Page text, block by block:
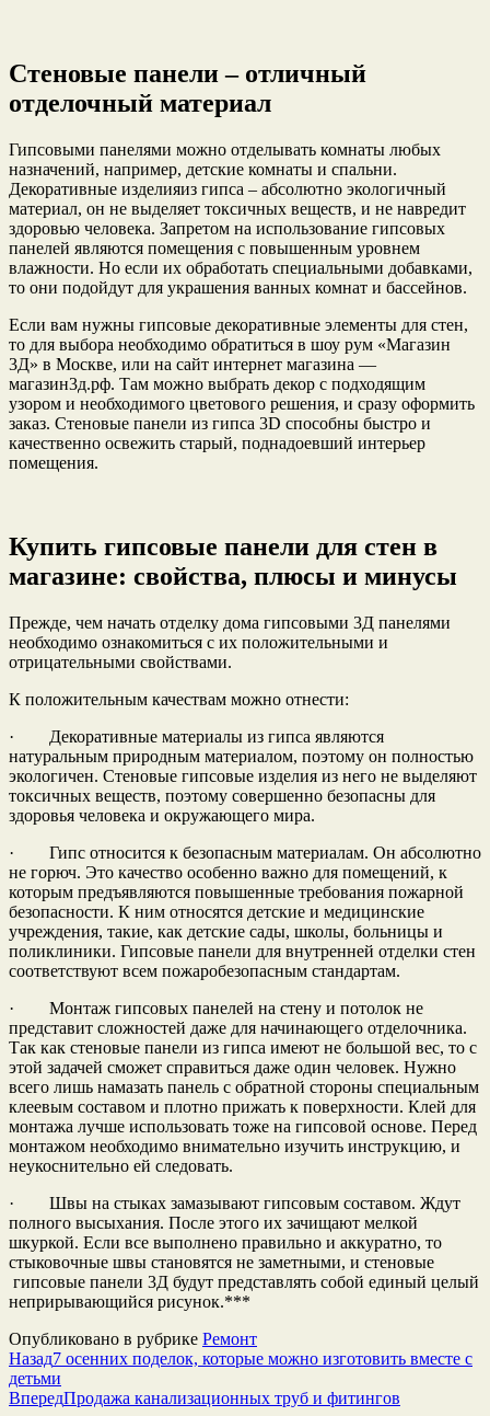
Стеновые панели – отличный
отделочный материал
Гипсовыми панелями можно отделывать комнаты любых
назначений, например, детские комнаты и спальни.
Декоративные изделияиз гипса – абсолютно экологичный
материал, он не выделяет токсичных веществ, и не навредит
здоровью человека. Запретом на использование гипсовых
панелей являются помещения с повышенным уровнем
влажности. Но если их обработать специальными добавками,
то они подойдут для украшения ванных комнат и бассейнов.
Если вам нужны гипсовые декоративные элементы для стен,
то для выбора необходимо обратиться в шоу рум «Магазин
3Д» в Москве, или на сайт интернет магазина —
магазин3д.рф. Там можно выбрать декор с подходящим
узором и необходимого цветового решения, и сразу оформить
заказ. Стеновые панели из гипса 3D способны быстро и
качественно освежить старый, поднадоевший интерьер
помещения.
Купить гипсовые панели для стен в
магазине: свойства, плюсы и минусы
Прежде, чем начать отделку дома гипсовыми 3Д панелями
необходимо ознакомиться с их положительными и
отрицательными свойствами.
К положительным качествам можно отнести:
· Декоративные материалы из гипса являются
натуральным природным материалом, поэтому он полностью
экологичен. Стеновые гипсовые изделия из него не выделяют
токсичных веществ, поэтому совершенно безопасны для
здоровья человека и окружающего мира.
· Гипс относится к безопасным материалам. Он абсолютно
не горюч. Это качество особенно важно для помещений, к
которым предъявляются повышенные требования пожарной
безопасности. К ним относятся детские и медицинские
учреждения, такие, как детские сады, школы, больницы и
поликлиники. Гипсовые панели для внутренней отделки стен
соответствуют всем пожаробезопасным стандартам.
· Монтаж гипсовых панелей на стену и потолок не
представит сложностей даже для начинающего отделочника.
Так как стеновые панели из гипса имеют не большой вес, то с
этой задачей сможет справиться даже один человек. Нужно
всего лишь намазать панель с обратной стороны специальным
клеевым составом и плотно прижать к поверхности. Клей для
монтажа лучше использовать тоже на гипсовой основе. Перед
монтажом необходимо внимательно изучить инструкцию, и
неукоснительно ей следовать.
· Швы на стыках замазывают гипсовым составом. Ждут
полного высыхания. После этого их зачищают мелкой
шкуркой. Если все выполнено правильно и аккуратно, то
стыковочные швы становятся не заметными, и стеновые
гипсовые панели 3Д будут представлять собой единый целый
неприрывающийся рисунок.***
Опубликовано в рубрике Ремонт
Назад7 осенних поделок, которые можно изготовить вместе с
детьми
ВпередПродажа канализационных труб и фитингов